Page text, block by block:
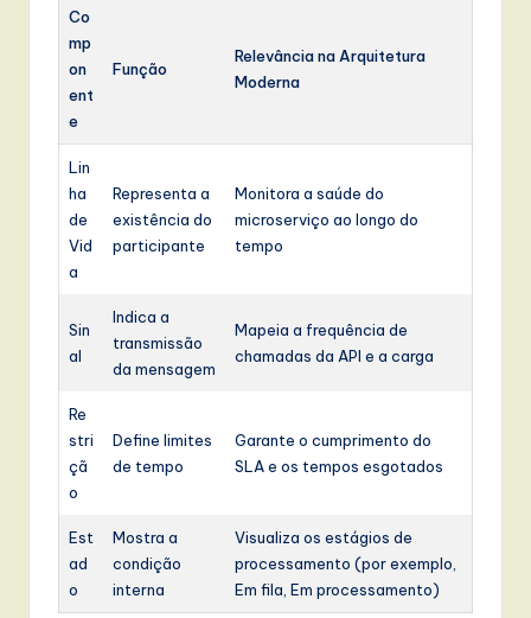
Co
mp
on
ent
e
Função
Relevância na Arquitetura
Moderna
Lin
ha
de
Vid
a
Representa a
existência do
participante
Monitora a saúde do
microserviço ao longo do
tempo
Sin
al
Indica a
transmissão
da mensagem
Mapeia a frequência de
chamadas da API e a carga
Re
stri
çã
o
Define limites
de tempo
Garante o cumprimento do
SLA e os tempos esgotados
Est
ad
o
Mostra a
condição
interna
Visualiza os estágios de
processamento (por exemplo,
Em fila, Em processamento)